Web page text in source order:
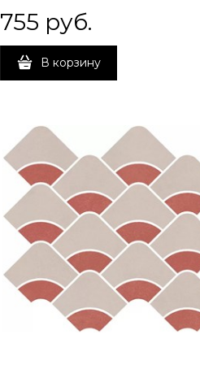
матовый обрезной 60x14,5x0,9
755 руб.
В корзину